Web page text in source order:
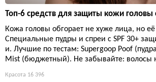
Топ-6 средств для защиты кожи головы
Кожа головы обгорает не хуже лица, но её
Специальные пудры и спреи с SPF 30+
и. Лучшие по тестам: Supergoop Poof
Mist (бюджетный). Не забывайте: волосы
Красота 16 396